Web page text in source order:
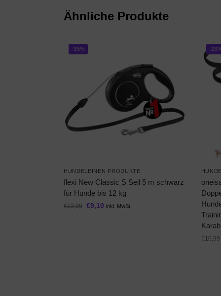
Ähnliche Produkte
-35%
HUNDELEINEN PRODUKTE
flexi New Classic S Seil 5 m schwarz
für Hunde bis 12 kg
€13,99 €9,10 inkl. MwSt.
-
€10,99